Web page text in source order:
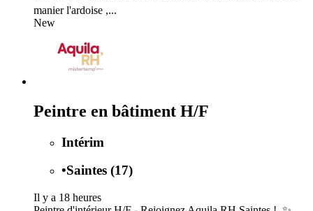
manier l'ardoise ,...
New
Peintre en bâtiment H/F
Intérim
•Saintes (17)
Il y a 18 heures